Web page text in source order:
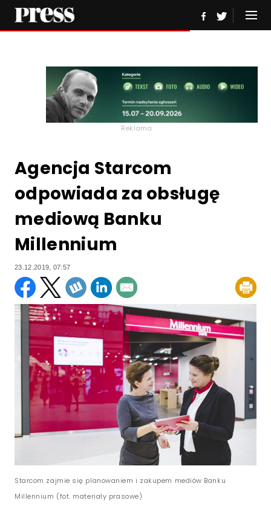
Reklama
Agencja Starcom
odpowiada za obsługę
mediową Banku
Millennium
23.12.2019, 07:57
Starcom zajmie się planowaniem i zakupem mediów Banku
Millennium (fot. materiały prasowe)